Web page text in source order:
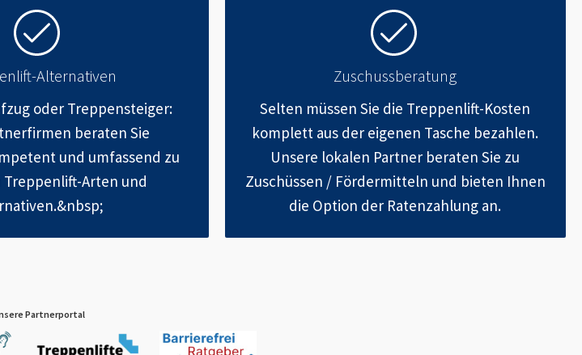
Alternativen
oder Treppensteiger:
beraten Sie
und umfassend zu
Arten und
Zuschussberatung
Selten müssen Sie die Treppenlift-Kosten
komplett aus der eigenen Tasche bezahlen.
Unsere lokalen Partner beraten Sie zu
Zuschüssen / Fördermitteln und bieten Ihnen
die Option der Ratenzahlung an.
Partnerportal